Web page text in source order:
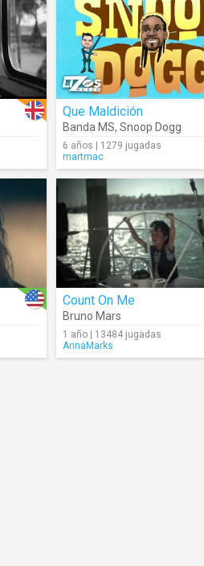
Que Maldición
Banda MS, Snoop Dogg
6 años | 1279 jugadas
martmac
Count On Me
Bruno Mars
1 año | 13484 jugadas
AnnaMarks